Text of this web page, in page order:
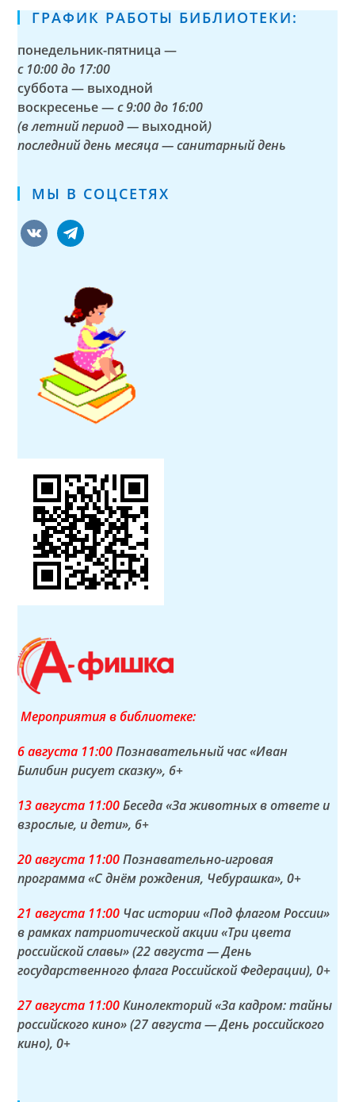
ГРАФИК РАБОТЫ БИБЛИОТЕКИ:
понедельник-пятница —
с 10:00 до 17:00
суббота — выходной
воскресенье —с 9:00 до 16:00
(в летний период — выходной)
последний день месяца — санитарный день
МЫ В СОЦСЕТЯХ
vkontaktetelegram
Мероприятия в библиотеке:
6 августа 11:00Познавательный час «Иван
Билибин рисует сказку», 6+
13 августа 11:00Беседа «За животных в ответе и
взрослые, и дети», 6+
20 августа 11:00Познавательно-игровая
программа «С днём рождения, Чебурашка», 0+
21 августа 11:00 Час истории «Под флагом России»
в рамках патриотической акции «Три цвета
российской славы» (22 августа — День
государственного флага Российской Федерации), 0+
27 августа 11:00Кинолекторий «За кадром: тайны
российского кино» (27 августа — День российского
кино), 0+